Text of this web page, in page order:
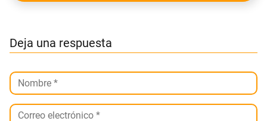
Deja una respuesta